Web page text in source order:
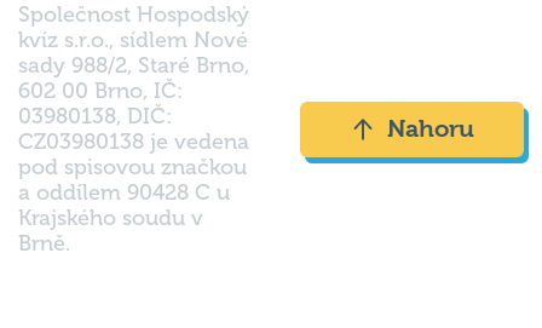
Společnost Hospodský
kvíz s.r.o., sídlem Nové
sady 988/2, Staré Brno,
602 00 Brno, IČ:
03980138, DIČ:
CZ03980138 je vedena
pod spisovou značkou
a oddílem 90428 C u
Krajského soudu v
Brně.
Nahoru